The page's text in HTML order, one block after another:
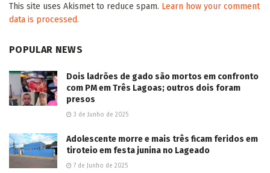
This site uses Akismet to reduce spam. Learn how your comment
data is processed.
POPULAR NEWS
Dois ladrões de gado são mortos em confronto
com PM em Três Lagoas; outros dois foram
presos
3 de Junho de 2025
Adolescente morre e mais três ficam feridos em
tiroteio em festa junina no Lageado
7 de Junho de 2025